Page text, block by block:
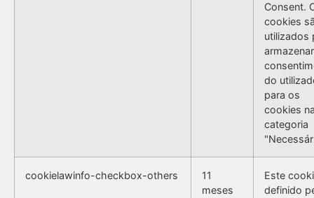
Consent.
cookies
utilizados
do
para os
cookies
categoria
cookielawinfo-checkbox-others
11
meses
Este
definido